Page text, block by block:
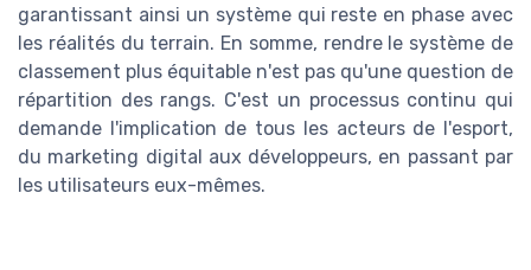
garantissant ainsi un système qui reste en phase avec
les réalités du terrain. En somme, rendre le système de
classement plus équitable n'est pas qu'une question de
répartition des rangs. C'est un processus continu qui
demande l'implication de tous les acteurs de l'esport,
du marketing digital aux développeurs, en passant par
les utilisateurs eux-mêmes.